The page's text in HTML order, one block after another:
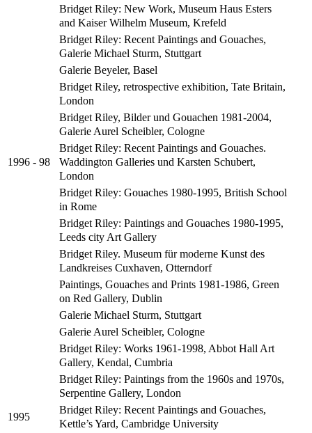
Bridget Riley: New Work, Museum Haus Esters
and Kaiser Wilhelm Museum, Krefeld
Bridget Riley: Recent Paintings and Gouaches,
Galerie Michael Sturm, Stuttgart
Galerie Beyeler, Basel
Bridget Riley, retrospective exhibition, Tate Britain,
London
Bridget Riley, Bilder und Gouachen 1981-2004,
Galerie Aurel Scheibler, Cologne
1996 - 98
Bridget Riley: Recent Paintings and Gouaches.
Waddington Galleries und Karsten Schubert,
London
Bridget Riley: Gouaches 1980-1995, British School
in Rome
Bridget Riley: Paintings and Gouaches 1980-1995,
Leeds city Art Gallery
Bridget Riley. Museum für moderne Kunst des
Landkreises Cuxhaven, Otterndorf
Paintings, Gouaches and Prints 1981-1986, Green
on Red Gallery, Dublin
Galerie Michael Sturm, Stuttgart
Galerie Aurel Scheibler, Cologne
Bridget Riley: Works 1961-1998, Abbot Hall Art
Gallery, Kendal, Cumbria
Bridget Riley: Paintings from the 1960s and 1970s,
Serpentine Gallery, London
1995
Bridget Riley: Recent Paintings and Gouaches,
Kettle’s Yard, Cambridge University